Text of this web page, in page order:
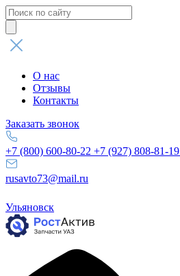
Поиск
товаров
О нас
Отзывы
Контакты
Заказать звонок
+7 (800) 600-80-22 +7 (927) 808-81-19
rusavto73@mail.ru
Ульяновск